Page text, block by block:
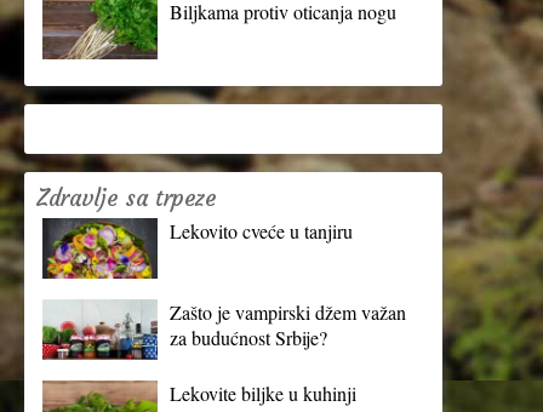
Biljkama protiv oticanja nogu
Zdravlje sa trpeze
Lekovito cveće u tanjiru
Zašto je vampirski džem važan
za budućnost Srbije?
Lekovite biljke u kuhinji